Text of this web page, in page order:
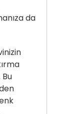
da